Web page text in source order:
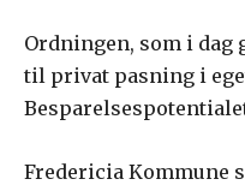
Ordningen, som i
til privat pasning i
Fredericia Kommune